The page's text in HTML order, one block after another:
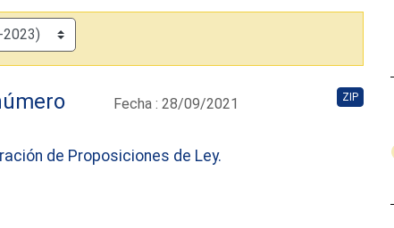
Fecha : 28/09/2021 ZIP
de Proposiciones de Ley.